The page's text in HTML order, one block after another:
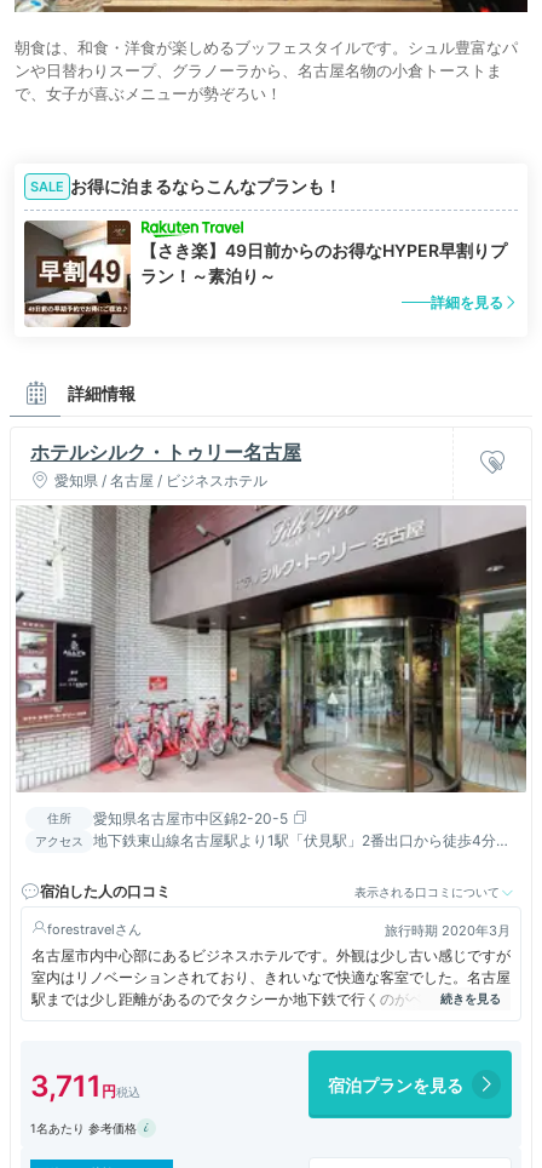
朝食は、和食・洋食が楽しめるブッフェスタイルです。シュル豊富なパ
ンや⽇替わりスープ、グラノーラから、名古屋名物の⼩倉トーストま
で、女子が喜ぶメニューが勢ぞろい！
SALE お得に泊まるならこんなプランも！
【さき楽】49日前からのお得なHYPER早割りプ
ラン！～素泊り～
詳細を見る
詳細情報
ホテルシルク・トゥリー名古屋
愛知県 / 名古屋 / ビジネスホテル
住所 愛知県名古屋市中区錦2-20-5
アクセス
地下鉄東山線名古屋駅より1駅「伏見駅」2番出口から徒歩4分／
宿泊した人の口コミ
表示される口コミについて
forestravel 旅行時期 2020年3月
名古屋市内中心部にあるビジネスホテルです。外観は少し古い感じですが
室内はリノベーションされており、きれいなで快適な客室でした。名古屋
駅までは少し距離があるのでタクシーか地下鉄で行くのがベストかと思い
ます。
3,711 宿泊プランを見る
1名あたり 参考価格